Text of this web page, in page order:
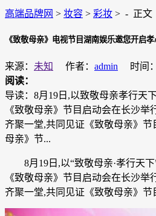
高端品牌网 > 妆容 > 彩妆 > - 正文
《致敬母亲》电视节目湖南娱乐邀您开启
来源： 未知 作者： admin
时间
阅读：
导读：8月19日,以致敬母亲孝行天
《致敬母亲》节目启动会在长沙举
齐聚一堂,共同见证《致敬母亲》
母亲》节...
8月19日,以“致敬母亲·孝行天下
《致敬母亲》节目启动会在长沙举
齐聚一堂,共同见证《致敬母亲》节